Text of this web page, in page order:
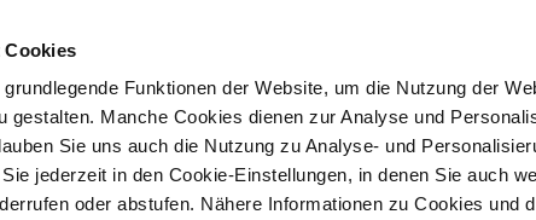
Cookies
Funktionen der Website, um die Nutzung der
gestalten. Manche Cookies dienen zur Analyse und
Sie uns auch die Nutzung zu Analyse- und
jederzeit in den Cookie-Einstellungen, in denen Sie auch
oder abstufen. Nähere Informationen zu Cookies und
MODULE